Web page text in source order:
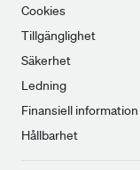
Cookies
Tillgänglighet
Säkerhet
Ledning
Finansiell information
Hållbarhet